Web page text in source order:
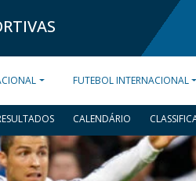
FUTEBOL INTERNACIONAL
CALENDÁRIO